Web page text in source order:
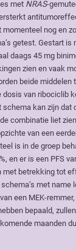
met NRAS-
nog en
getest. Gestart
daags 45 mg
zien en vaak
beide
van ribociclib
kan zijn
combinatie liet
van een
is in de groep
en er is een PFS
met betrekking tot
met
een MEK-
bepaald,
maanden